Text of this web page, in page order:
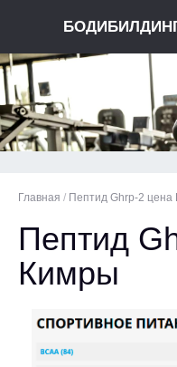
Главная / Пептид Ghrp-2 цена
Пептид
Кимры